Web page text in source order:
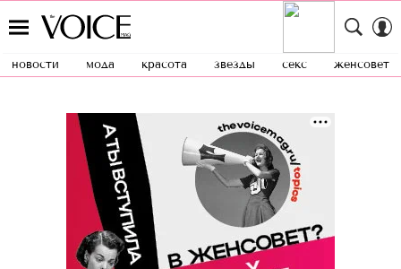
новости мода красота звезды секс женсовет